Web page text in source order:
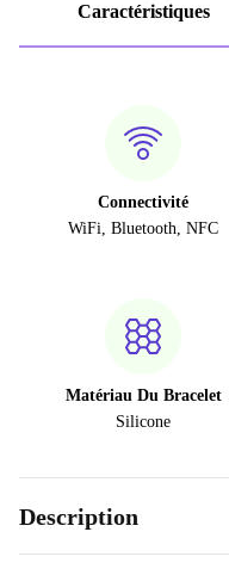
Caractéristiques
Connectivité
WiFi, Bluetooth, NFC
Matériau Du Bracelet
Silicone
Description